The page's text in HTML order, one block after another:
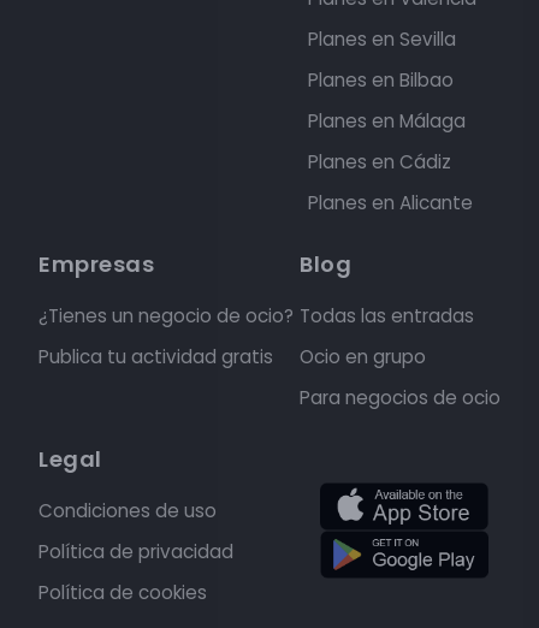
Planes en Sevilla
Planes en Bilbao
Planes en Málaga
Planes en Cádiz
Planes en Alicante
Empresas
¿Tienes un negocio de ocio?
Publica tu actividad gratis
Blog
Todas las entradas
Ocio en grupo
Para negocios de ocio
Legal
Condiciones de uso
Política de privacidad
Política de cookies